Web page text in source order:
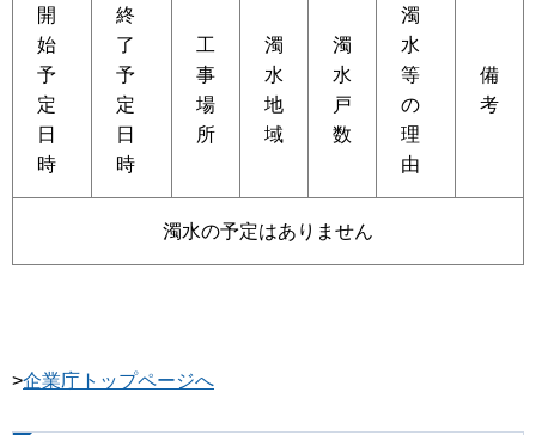
開
始
予
定
日
時
終
了
予
定
日
時
工
事
場
所
濁
水
地
域
濁
水
戸
数
濁
水
等
の
理
由
備
考
濁水の予定はありません
>企業庁トップページへ